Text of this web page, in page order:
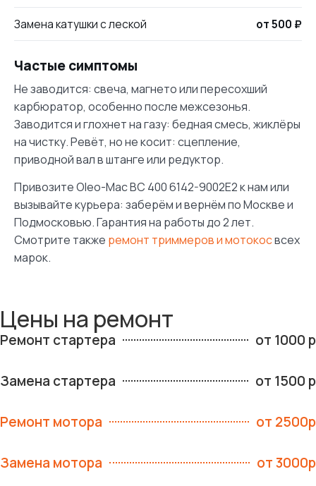
Замена катушки с леской от 500 ₽
Частые симптомы
Не заводится: свеча, магнето или пересохший
карбюратор, особенно после межсезонья.
Заводится и глохнет на газу: бедная смесь, жиклёры
на чистку. Ревёт, но не косит: сцепление,
приводной вал в штанге или редуктор.
Привозите Oleo-Mac BC 400 6142-9002E2 к нам или
вызывайте курьера: заберём и вернём по Москве и
Подмосковью. Гарантия на работы до 2 лет.
Смотрите также ремонт триммеров и мотокосвсех
марок.
Цены на ремонт
Ремонт стартера от 1000 р
Замена стартера от 1500 р
Ремонт мотора от 2500р
Замена мотора от 3000р